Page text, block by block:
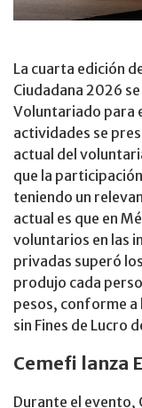
La cuarta edición
Ciudadana 2026
Voluntariado para
actividades se
actual del
que la
teniendo un
actual es que en
voluntarios en las
privadas superó
produjo cada
pesos, conforme a
sin Fines de Lucro
Cemefi lanza
Durante el evento,